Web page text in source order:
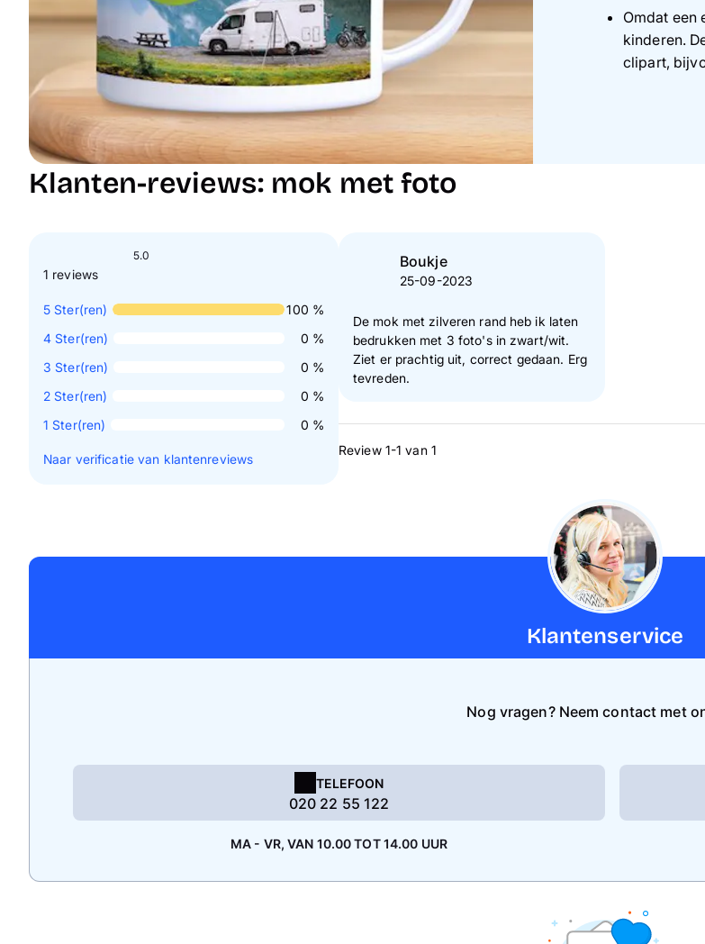
Omdat een
kinderen.
clipart,
Klanten-reviews: mok met foto
5.0
1 reviews
5 Ster(ren)
100 %
4 Ster(ren)
0 %
3 Ster(ren)
0 %
2 Ster(ren)
0 %
1 Ster(ren) 0 %
Naar verificatie van klantenreviews
Boukje
25-09-2023
De mok met zilveren rand heb ik laten
bedrukken met 3 foto's in zwart/wit.
Ziet er prachtig uit, correct gedaan. Erg
tevreden.
Review 1-1 van 1
Klantenservice
Nog vragen? Neem contact met
TELEFOON
020 22 55 122
MA - VR, VAN 10.00 TOT 14.00 UUR